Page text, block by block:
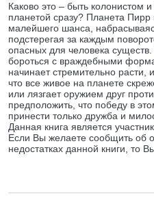
Каково это – быть колонистом
планетой сразу? Планета
малейшего шанса,
подстерегая за каждым
опасных для человека
бороться с враждебными
начинает стремительно расти,
что все живое на планете
или лязгает оружием друг
предположить, что победу в
принести только дружба и
Данная книга является
Если Вы желаете сообщить об
недостатках данной книги, то